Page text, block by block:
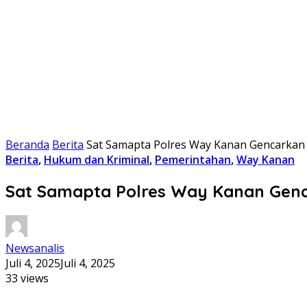
Beranda Berita Sat Samapta Polres Way Kanan
Berita, Hukum dan Kriminal, Pemerintahan,Way Kanan
Sat Samapta Polres Way Kanan
Newsanalis
Juli 4, 2025Juli 4, 2025
33 views